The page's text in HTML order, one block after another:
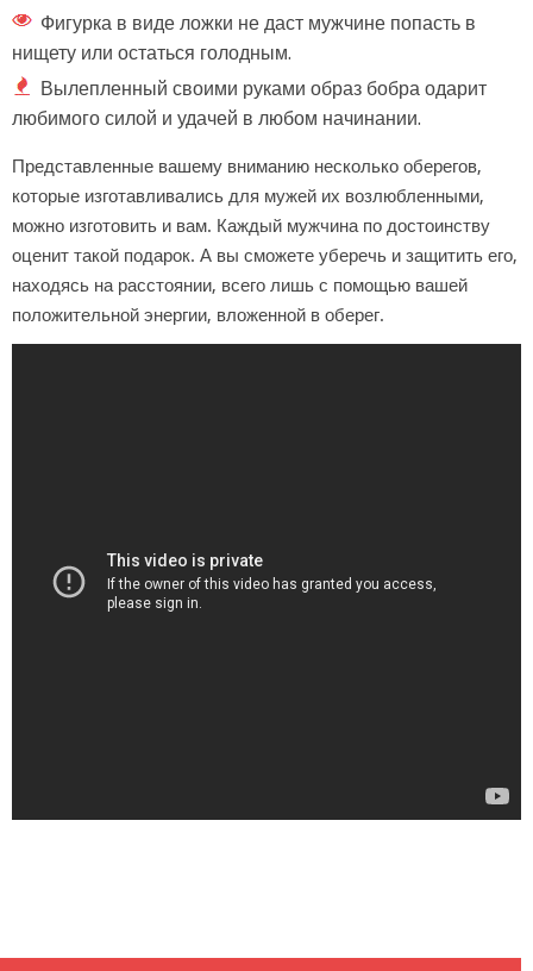
Фигурка в виде ложки не даст мужчине попасть в
нищету или остаться голодным.
Вылепленный своими руками образ бобра одарит
любимого силой и удачей в любом начинании.
Представленные вашему вниманию несколько оберегов,
которые изготавливались для мужей их возлюбленными,
можно изготовить и вам. Каждый мужчина по достоинству
оценит такой подарок. А вы сможете уберечь и защитить его,
находясь на расстоянии, всего лишь с помощью вашей
положительной энергии, вложенной в оберег.